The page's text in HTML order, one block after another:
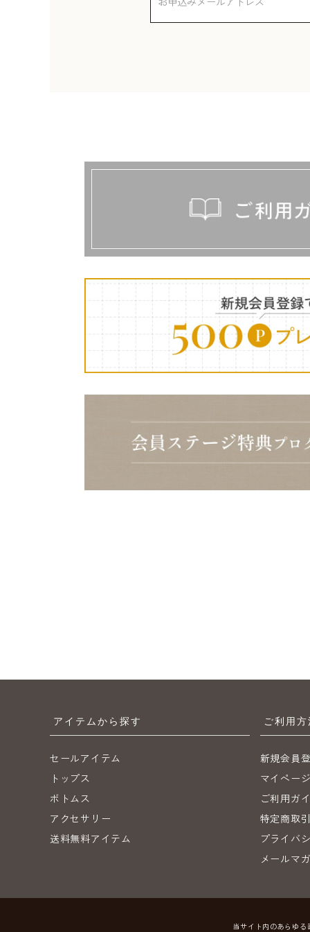
アイテムから探す
セールアイテム
トップス
ボトムス
アクセサリー
送料無料アイテム
ご利用
新規会員
マイペー
ご利用ガ
特定商取
プライバ
メールマ
当サイト内のあらゆ